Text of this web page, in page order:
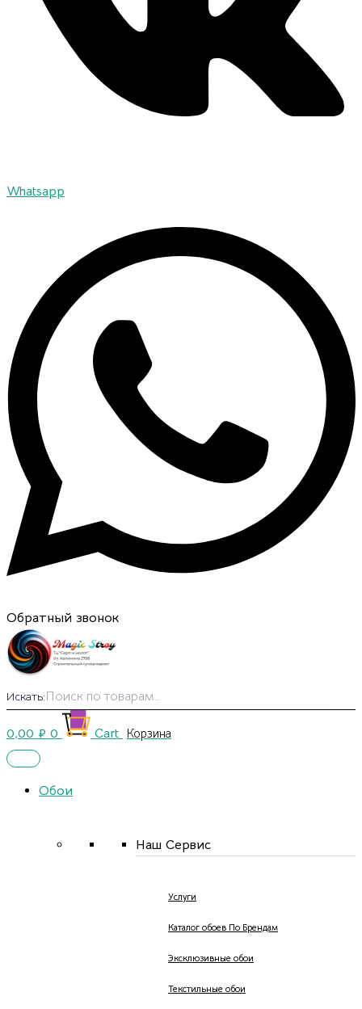
Whatsapp
Обратный звонок
Искать:
0,00 ₽ 0 Cart
Обои
Наш Сервис
Услуги
Каталог обоев По Брендам
Эксклюзивные обои
Текстильные обои